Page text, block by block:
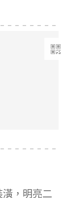
，明亮二